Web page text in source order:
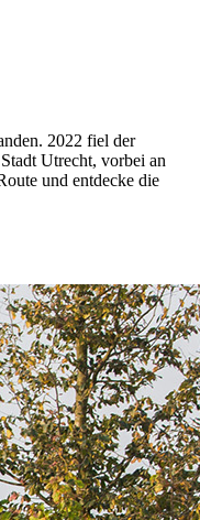
2022 fiel der
Utrecht, vorbei an
und entdecke die